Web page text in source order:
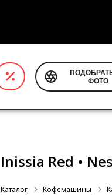
ФОТО
Inissia Red •
Каталог Кофемашины